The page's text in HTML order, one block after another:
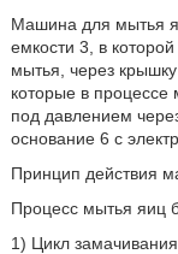
Машина для мытья
емкости 3, в
мытья, через
которые в процессе
под давлением
основание 6 с
Принцип действия
Процесс мытья яиц
1) Цикл